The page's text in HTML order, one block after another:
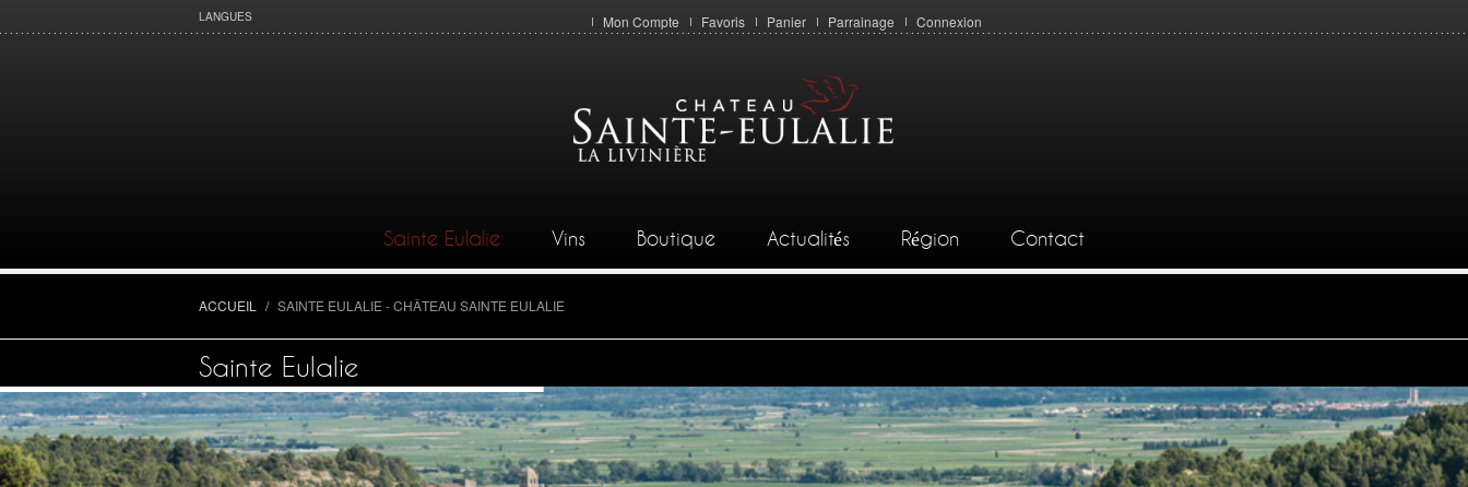
LANGUES Mon Compte Favoris Panier Parrainage Connexion
Sainte Eulalie Vins Boutique Actualités Région Contact
ACCUEIL / SAINTE EULALIE - CHÂTEAU SAINTE EULALIE
Sainte Eulalie